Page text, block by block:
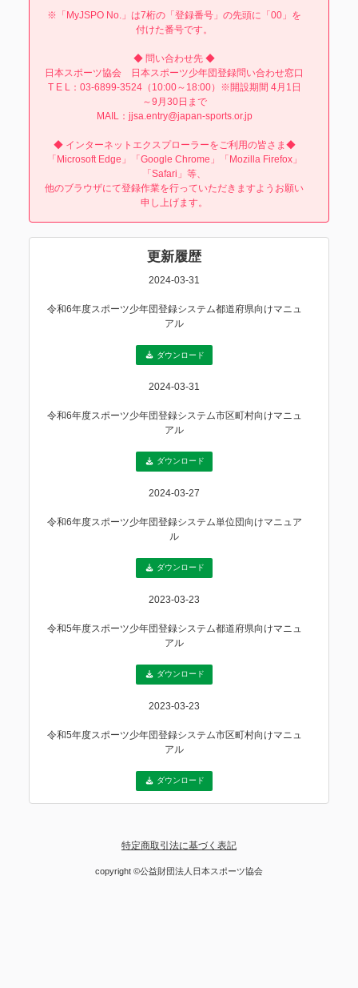
※「MyJSPO No.」は7桁の「登録番号」の先頭に「00」を
付けた番号です。
◆ 問い合わせ先 ◆
日本スポーツ協会 日本スポーツ少年団登録問い合わせ窓口
T E L：03-6899-3524（10:00～18:00）※開設期間 4月1日
～9月30日まで
MAIL：jjsa.entry@japan-sports.or.jp
◆ インターネットエクスプローラーをご利用の皆さま◆
「Microsoft Edge」「Google Chrome」「Mozilla Firefox」
「Safari」等、
他のブラウザにて登録作業を行っていただきますようお願い
申し上げます。
更新履歴
2024-03-31
令和6年度スポーツ少年団登録システム都道府県向けマニュ
アル
ダウンロード
2024-03-31
令和6年度スポーツ少年団登録システム市区町村向けマニュ
アル
ダウンロード
2024-03-27
令和6年度スポーツ少年団登録システム単位団向けマニュア
ル
ダウンロード
2023-03-23
令和5年度スポーツ少年団登録システム都道府県向けマニュ
アル
ダウンロード
2023-03-23
令和5年度スポーツ少年団登録システム市区町村向けマニュ
アル
ダウンロード
特定商取引法に基づく表記
copyright ©公益財団法人日本スポーツ協会